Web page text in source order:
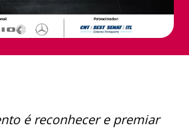
é reconhecer e premiar